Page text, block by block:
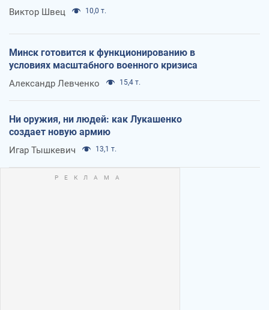
Виктор Швец 10,0 т.
Минск готовится к функционированию в
условиях масштабного военного кризиса
Александр Левченко 15,4 т.
Ни оружия, ни людей: как Лукашенко
создает новую армию
Игар Тышкевич 13,1 т.